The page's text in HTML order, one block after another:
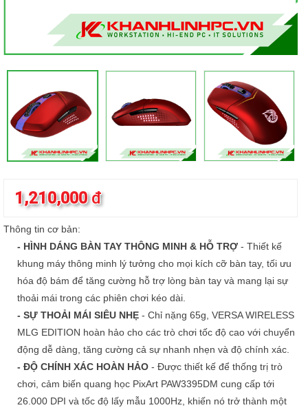
1,210,000đ
Thông tin cơ bản:
- HÌNH DÁNG BÀN TAY THÔNG MINH & HỖ TRỢ - Thiết kế
khung máy thông minh lý tưởng cho mọi kích cỡ bàn tay, tối ưu
hóa độ bám để tăng cường hỗ trợ lòng bàn tay và mang lại sự
thoải mái trong các phiên chơi kéo dài.
- SỰ THOẢI MÁI SIÊU NHẸ - Chỉ nặng 65g, VERSA WIRELESS
MLG EDITION hoàn hảo cho các trò chơi tốc độ cao với chuyển
động dễ dàng, tăng cường cả sự nhanh nhẹn và độ chính xác.
- ĐỘ CHÍNH XÁC HOÀN HẢO - Được thiết kế để thống trị trò
chơi, cảm biến quang học PixArt PAW3395DM cung cấp tới
26.000 DPI và tốc độ lấy mẫu 1000Hz, khiến nó trở thành một